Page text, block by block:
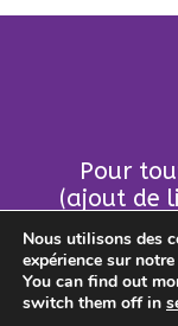
Pour
(ajout de
Nous utilisons des
expérience sur
You can find out
switch them off in